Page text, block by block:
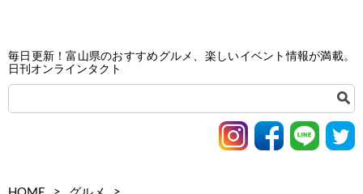
毎日更新！富山県のおすすめグルメ、楽しいイベント情報が満載。
日刊オンラインタクト